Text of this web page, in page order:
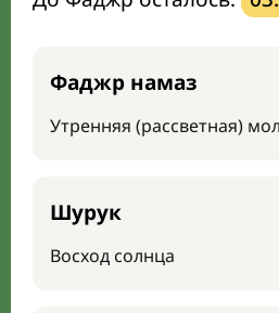
Фаджр намаз
Утренняя (рассветная)
Шурук
Восход солнца